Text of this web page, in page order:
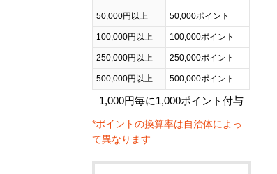
50,000円以上 50,000ポイント
100,000円以上 100,000ポイント
250,000円以上 250,000ポイント
500,000円以上 500,000ポイント
1,000円毎に1,000ポイント付与
*ポイントの換算率は自治体によっ
て異なります